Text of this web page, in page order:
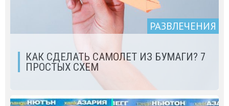
РАЗВЛЕЧЕНИЯ
КАК СДЕЛАТЬ САМОЛЕТ ИЗ БУМАГИ? 7
ПРОСТЫХ СХЕМ